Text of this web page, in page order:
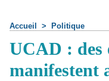
Accueil > Politique
UCAD : des
manifestent